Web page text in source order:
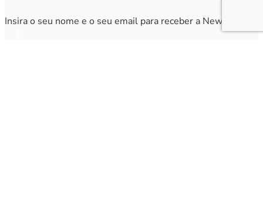
Insira o seu nome e o seu email para receber a Newsletter.